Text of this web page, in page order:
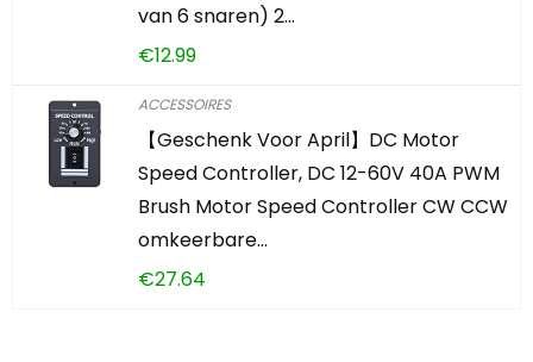
van 6 snaren) 2…
€12.99
ACCESSOIRES
【Geschenk Voor April】DC Motor
Speed Controller, DC 12-60V 40A PWM
Brush Motor Speed Controller CW CCW
omkeerbare…
€27.64